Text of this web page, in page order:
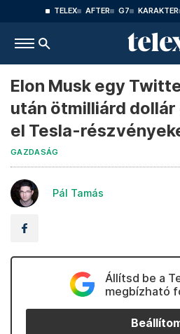
TELEX AFTER G7 KARAKTER
Elon Musk egy
után ötmilliárd
el Tesla-
GAZDASÁG
Pál Tamás
Állítsd be a
megbízható